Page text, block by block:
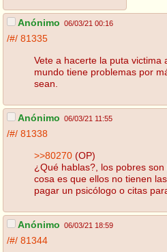
Anónimo 06/03/21 00:16
/#/ 81335
Vete a hacerte la puta victima
mundo tiene problemas por
sean.
Anónimo 06/03/21 11:55
/#/ 81338
>>80270 (OP)
¿Qué hablas?, los pobres
cosa es que ellos no tienen
pagar un psicólogo o citas
Anónimo 06/03/21 18:59
/#/ 81344